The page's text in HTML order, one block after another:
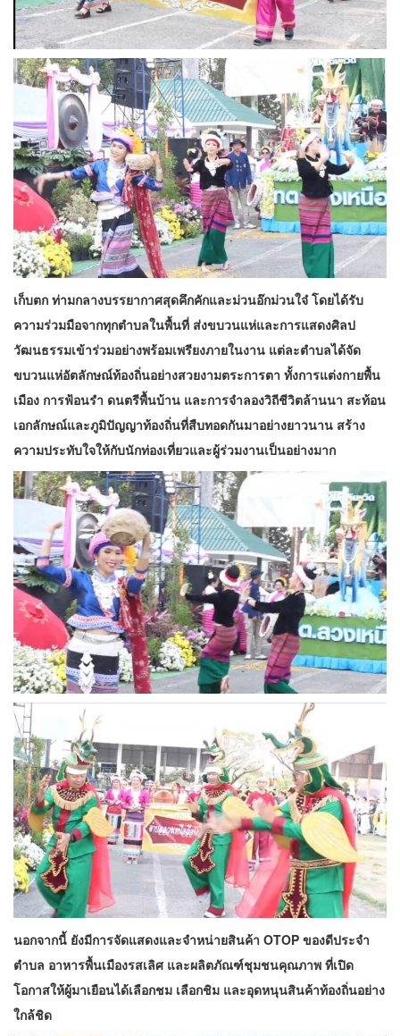
เก็บตก ท่ามกลางบรรยากาศสุดคึกคักและม่วนอ๊กม่วนใจ๋ โดยได้รับ
ความร่วมมือจากทุกตำบลในพื้นที่ ส่งขบวนแห่และการแสดงศิลป
วัฒนธรรมเข้าร่วมอย่างพร้อมเพรียงภายในงาน แต่ละตำบลได้จัด
ขบวนแห่อัตลักษณ์ท้องถิ่นอย่างสวยงามตระการตา ทั้งการแต่งกายพื้น
เมือง การฟ้อนรำ ดนตรีพื้นบ้าน และการจำลองวิถีชีวิตล้านนา สะท้อน
เอกลักษณ์และภูมิปัญญาท้องถิ่นที่สืบทอดกันมาอย่างยาวนาน สร้าง
ความประทับใจให้กับนักท่องเที่ยวและผู้ร่วมงานเป็นอย่างมาก
นอกจากนี้ ยังมีการจัดแสดงและจำหน่ายสินค้า OTOP ของดีประจำ
ตำบล อาหารพื้นเมืองรสเลิศ และผลิตภัณฑ์ชุมชนคุณภาพ ที่เปิด
โอกาสให้ผู้มาเยือนได้เลือกชม เลือกชิม และอุดหนุนสินค้าท้องถิ่นอย่าง
ใกล้ชิด